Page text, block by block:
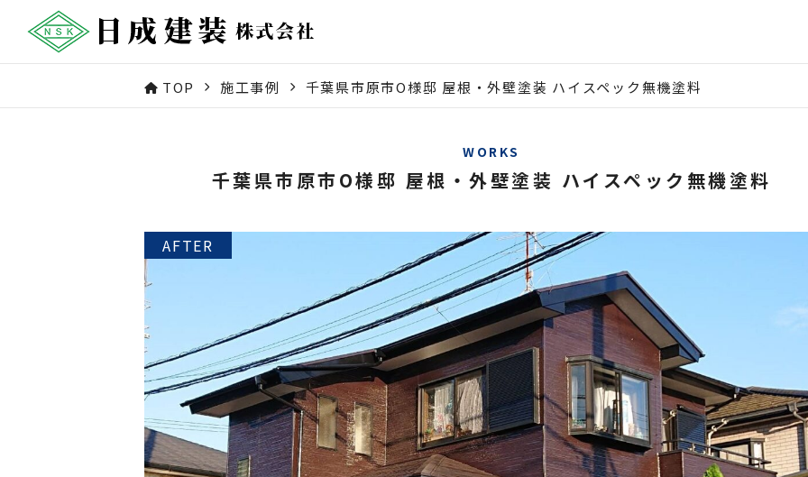
TOP 施工事例 千葉県市原市O様邸 屋根・外壁塗装 ハイスペック無機塗料
WORKS
千葉県市原市O様邸 屋根・外壁塗装 ハイスペック無機塗料